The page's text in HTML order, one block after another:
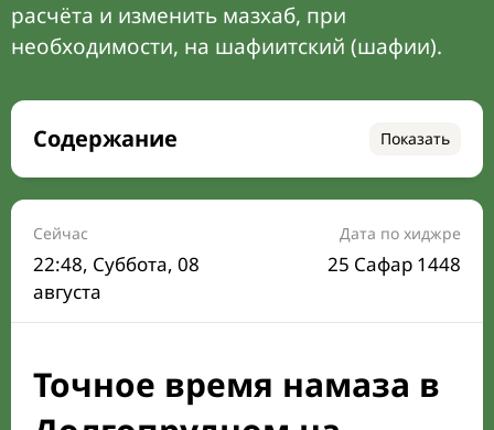
расчёта и изменить мазхаб, при
необходимости, на шафиитский (шафии).
Содержание Показать
Время намаза на сегодня
Расписание на месяц
Время Сухура и Ифтара на сегодня
Календарь рамадана
Направление киблы
Сейчас
22:48, Суббота, 08
августа
Дата по хиджре
25 Сафар 1448
Точное время намаза в